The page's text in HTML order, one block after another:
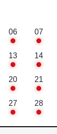
06 07
13 14
20 21
27 28